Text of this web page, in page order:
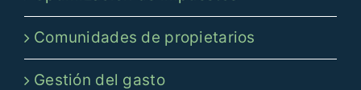
Comunidades de propietarios
Gestión del gasto